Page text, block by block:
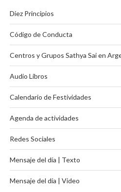
Diez Principios
Código de Conducta
Centros y Grupos Sathya Sai en
Audio Libros
Calendario de Festividades
Agenda de actividades
Redes Sociales
Mensaje del día | Texto
Mensaje del día | Video